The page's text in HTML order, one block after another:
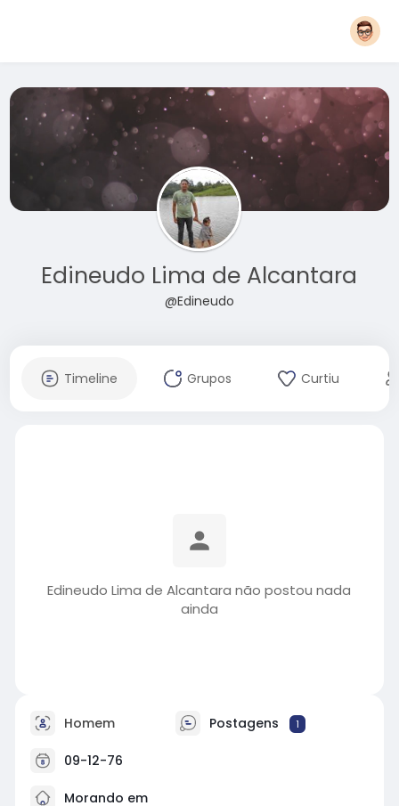
Edineudo Lima de Alcantara
@Edineudo
Timeline Grupos Curtiu
Edineudo Lima de Alcantara não postou nada
ainda
Homem Postagens 1
09-12-76
Morando em